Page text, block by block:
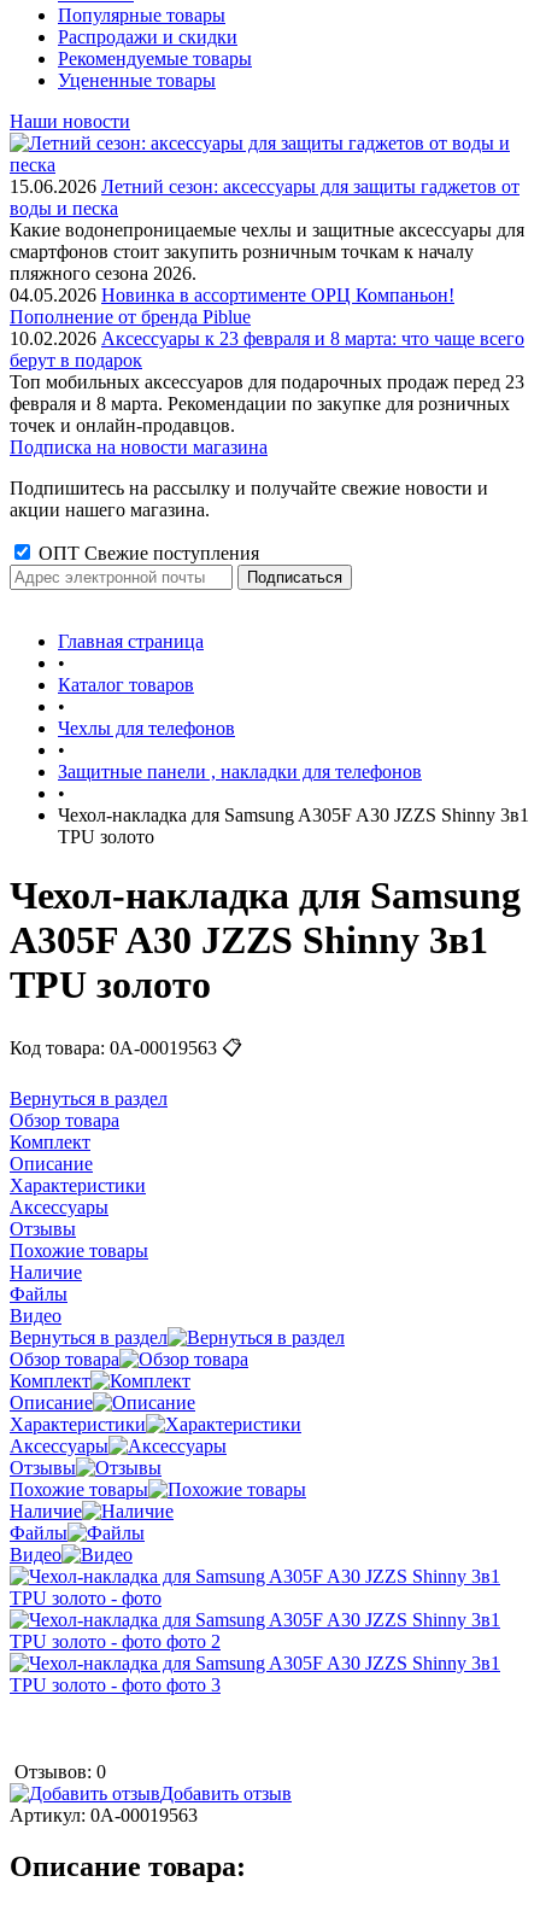
Популярные товары
Распродажи и скидки
Рекомендуемые товары
Уцененные товары
Наши новости
15.06.2026 Летний сезон: аксессуары для защиты гаджетов от
воды и песка
Какие водонепроницаемые чехлы и защитные аксессуары для
смартфонов стоит закупить розничным точкам к началу
пляжного сезона 2026.
04.05.2026 Новинка в ассортименте OРЦ Компаньон!
Пополнение от бренда Piblue
10.02.2026 Аксессуары к 23 февраля и 8 марта: что чаще всего
берут в подарок
Топ мобильных аксессуаров для подарочных продаж перед 23
февраля и 8 марта. Рекомендации по закупке для розничных
точек и онлайн-продавцов.
Подписка на новости магазина
Подпишитесь на рассылку и получайте свежие новости и
акции нашего магазина.
ОПТ Свежие поступления
Главная страница
•
Каталог товаров
•
Чехлы для телефонов
•
Защитные панели , накладки для телефонов
•
Чехол-накладка для Samsung A305F A30 JZZS Shinny 3в1
TPU золото
Чехол-накладка для Samsung
A305F A30 JZZS Shinny 3в1
TPU золото
Код товара: 0А-00019563 📋
Вернуться в раздел
Обзор товара
Комплект
Описание
Характеристики
Аксессуары
Отзывы
Похожие товары
Наличие
Файлы
Видео
Вернуться в раздел
Обзор товара
Комплект
Описание
Характеристики
Аксессуары
Отзывы
Похожие товары
Наличие
Файлы
Видео
Отзывов: 0
Добавить отзыв
Артикул: 0А-00019563
Описание товара: